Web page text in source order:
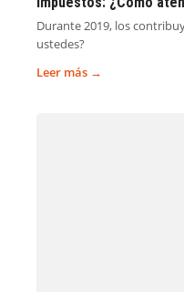
Durante 2019, los
ustedes?
Leer más →